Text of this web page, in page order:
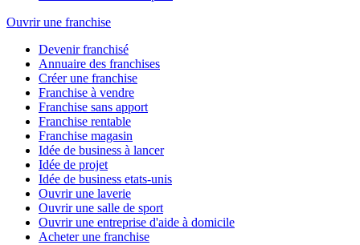
Ouvrir une franchise
Devenir franchisé
Annuaire des franchises
Créer une franchise
Franchise à vendre
Franchise sans apport
Franchise rentable
Franchise magasin
Idée de business à lancer
Idée de projet
Idée de business etats-unis
Ouvrir une laverie
Ouvrir une salle de sport
Ouvrir une entreprise d'aide à domicile
Acheter une franchise